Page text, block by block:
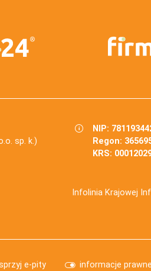
sp. k.)
NIP:
Regon:
KRS:
Infolinia Krajowej
e-pity informacje prawne